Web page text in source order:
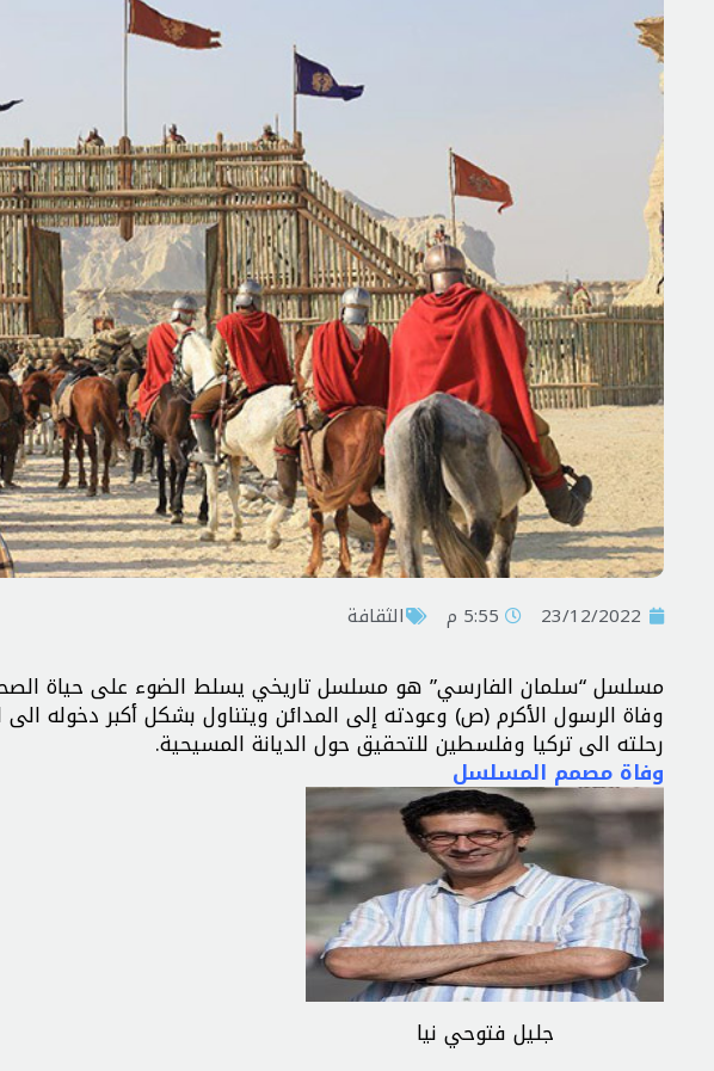
23/12/2022 5:55 م الثقافة
مسلسل “سلمان الفارسي” هو مسلسل تاريخي يسلط الضوء على حياة
وفاة الرسول الأكرم (ص) وعودته إلى المدائن ويتناول بشكل أكبر دخوله
رحلته الى تركيا وفلسطين للتحقيق حول الديانة المسيحية.
وفاة مصمم المسلسل
جليل فتوحي نيا